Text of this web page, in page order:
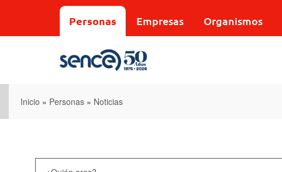
Personas Empresas Organismos
Inicio » Personas » Noticias